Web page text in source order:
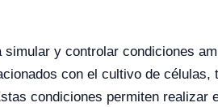
y controlar condiciones
con el cultivo de
condiciones permiten realizar